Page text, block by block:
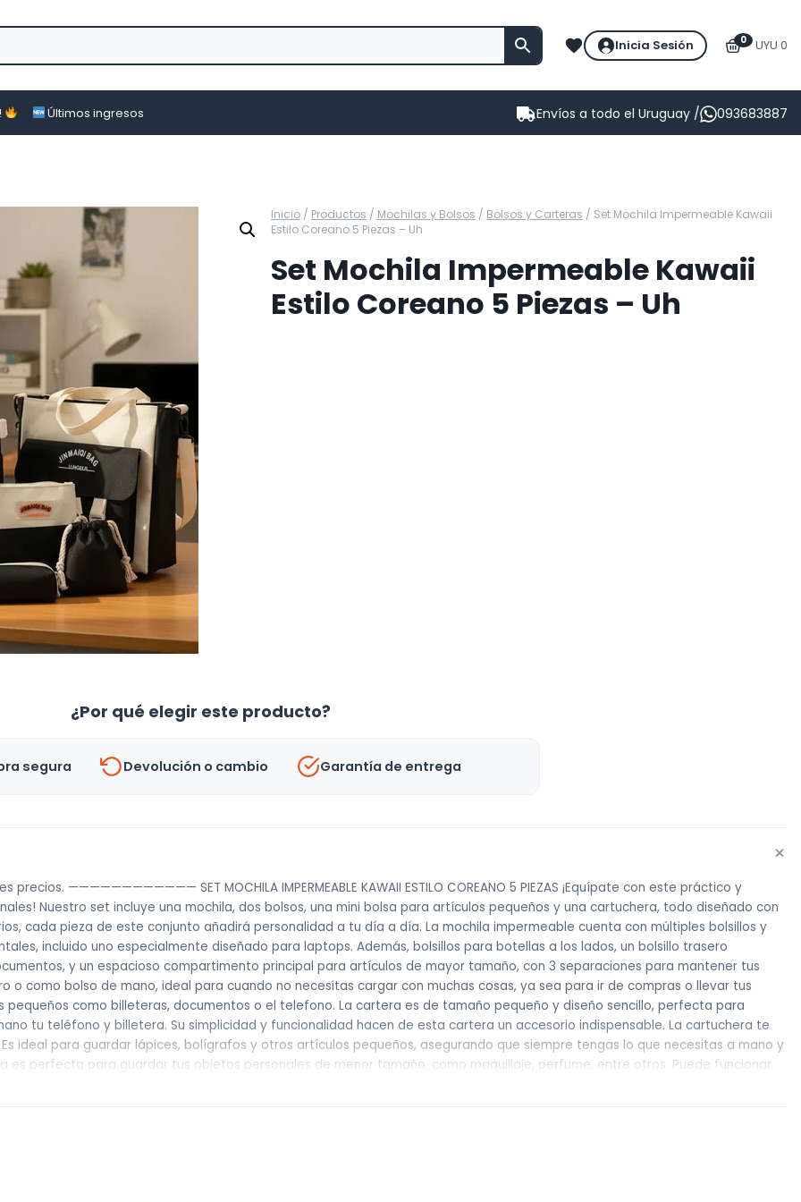
Inicia Sesión 0 UYU 0
Últimos ingresos Envíos a todo el Uruguay / 093683887
Inicio / Productos / Mochilas y Bolsos / Bolsos y Carteras / Set Mochila Impermeable Kawaii
Estilo Coreano 5 Piezas – Uh
Set Mochila Impermeable Kawaii
Estilo Coreano 5 Piezas – Uh
¿Por qué elegir este producto?
segura Devolución o cambio Garantía de entrega
+
precios. ———————————— SET MOCHILA IMPERMEABLE KAWAII ESTILO COREANO 5 PIEZAS ¡Equípate con este práctico y
Nuestro set incluye una mochila, dos bolsos, una mini bolsa para artículos pequeños y una cartuchera, todo diseñado con
cada pieza de este conjunto añadirá personalidad a tu día a día. La mochila impermeable cuenta con múltiples bolsillos y
incluido uno especialmente diseñado para laptops. Además, bolsillos para botellas a los lados, un bolsillo trasero
y un espacioso compartimento principal para artículos de mayor tamaño, con 3 separaciones para mantener tus
o como bolso de mano, ideal para cuando no necesitas cargar con muchas cosas, ya sea para ir de compras o llevar tus
pequeños como billeteras, documentos o el telefono. La cartera es de tamaño pequeño y diseño sencillo, perfecta para
tu teléfono y billetera. Su simplicidad y funcionalidad hacen de esta cartera un accesorio indispensable. La cartuchera te
ideal para guardar lápices, bolígrafos y otros artículos pequeños, asegurando que siempre tengas lo que necesitas a mano y
es perfecta para guardar tus objetos personales de menor tamaño, como maquillaje, perfume, entre otros. Puede funcionar
y el estilo, ofreciéndote una solución completa para cualquier ocasión. Mejora tu organización y destaca con estilo en